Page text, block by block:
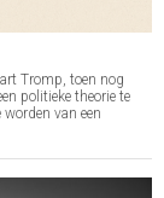
Tromp, toen nog
politieke theorie te
van een